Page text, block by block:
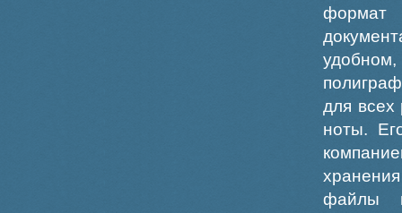
формат
для всех
ноты.
файлы